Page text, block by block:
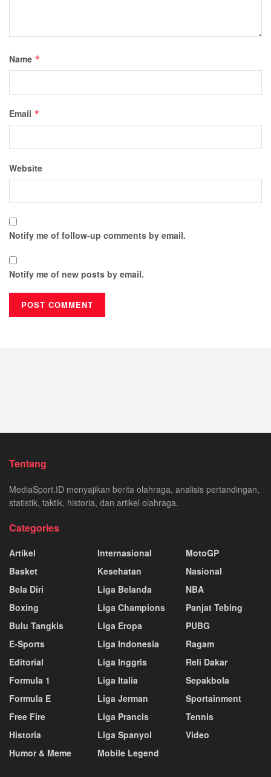
Name *
Email *
Website
Notify me of follow-up comments by email.
Notify me of new posts by email.
Tentang
MediaSport.ID menyajikan berita olahraga, analisis pertandingan,
statistik, taktik, historia, dan artikel olahraga.
Categories
Artikel
Basket
Bela Diri
Boxing
Bulu Tangkis
E-Sports
Editorial
Formula 1
Formula E
Free Fire
Historia
Humor & Meme
Internasional
Kesehatan
Liga Belanda
Liga Champions
Liga Eropa
Liga Indonesia
Liga Inggris
Liga Italia
Liga Jerman
Liga Prancis
Liga Spanyol
Mobile Legend
MotoGP
Nasional
NBA
Panjat Tebing
PUBG
Ragam
Reli Dakar
Sepakbola
Sportainment
Tennis
Video